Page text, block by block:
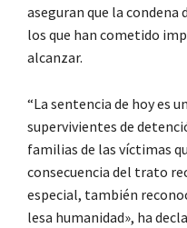
aseguran que la
los que han cometido
alcanzar.
“La sentencia de hoy es
supervivientes de
familias de las víctimas
consecuencia del trato
especial, también
lesa humanidad», ha